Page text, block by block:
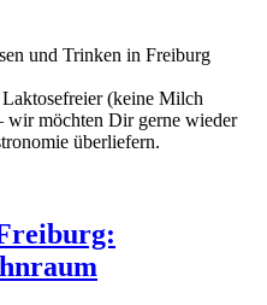
und Trinken in Freiburg
(keine Milch
wir möchten Dir gerne wieder
überliefern.